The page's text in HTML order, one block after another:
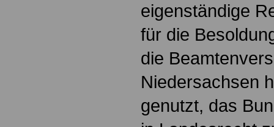
eigenständige
für die
die
Niedersachsen
genutzt, das